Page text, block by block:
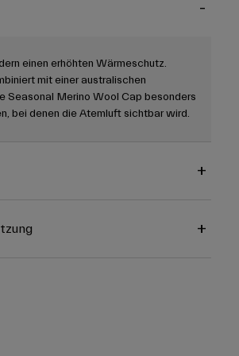
einen erhöhten Wärmeschutz.
mit einer australischen
Seasonal Merino Wool Cap besonders
bei denen die Atemluft sichtbar wird.